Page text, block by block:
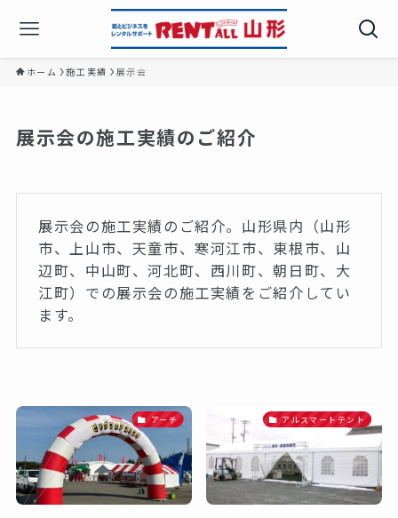
ホーム 施工実績 展示会
展示会の施工実績のご紹介
展示会の施工実績のご紹介。山形県内（山形
市、上山市、天童市、寒河江市、東根市、山
辺町、中山町、河北町、西川町、朝日町、大
江町）での展示会の施工実績をご紹介してい
ます。
アーチ アルスマートテント